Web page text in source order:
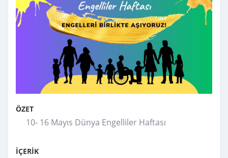
ÖZET
10- 16 Mayıs Dünya Engelliler Haftası
İÇERİK